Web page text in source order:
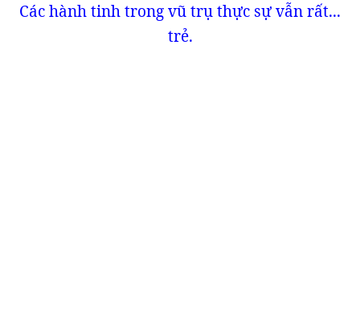
Các hành tinh trong vũ trụ thực sự vẫn rất...
trẻ.